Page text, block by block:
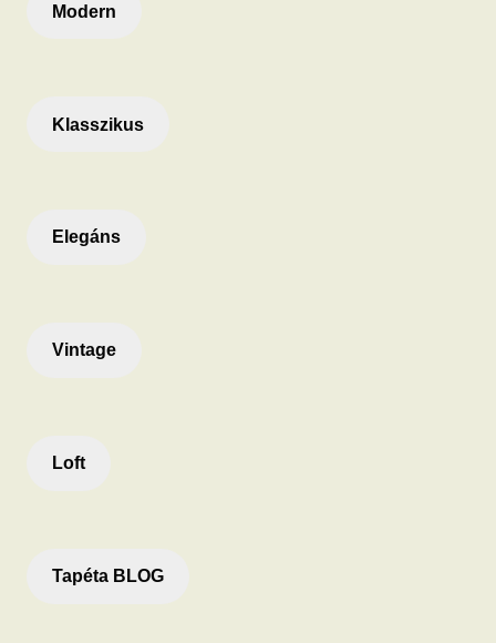
Modern
Klasszikus
Elegáns
Vintage
Loft
Tapéta BLOG